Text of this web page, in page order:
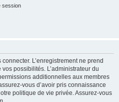
session
L’enregistrement ne prend
possibilités. L’administrateur du
additionnelles aux membres
vous d’avoir pris connaissance
politique de vie privée. Assurez-vous